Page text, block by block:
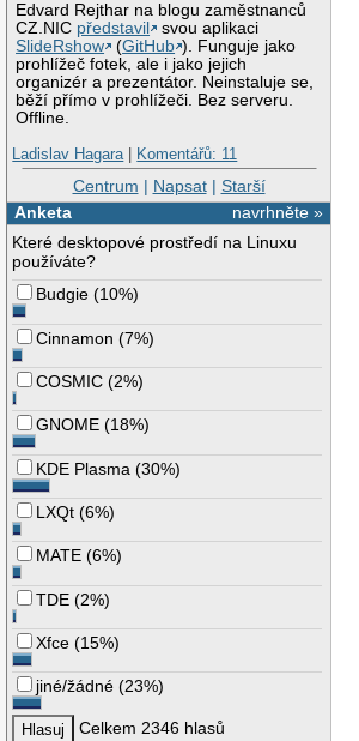
Edvard Rejthar na blogu zaměstnanců
CZ.NIC představil
svou aplikaci
SlideRshow
(GitHub ). Funguje jako
prohlížeč fotek, ale i jako jejich
organizér a prezentátor. Neinstaluje se,
běží přímo v prohlížeči. Bez serveru.
Offline.
Ladislav Hagara| Komentářů: 11
Centrum | Napsat| Starší
navrhněte »
Anketa
Které desktopové prostředí na Linuxu
používáte?
Budgie (10%)
Cinnamon (7%)
COSMIC (2%)
GNOME (18%)
KDE Plasma (30%)
LXQt (6%)
MATE (6%)
TDE (2%)
Xfce (15%)
jiné/žádné (23%)
Celkem 2346 hlasů